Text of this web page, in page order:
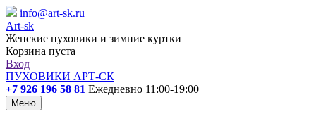
info@art-sk.ru
Art-sk
Женские пуховики и зимние куртки
Корзина пуста
Вход
ПУХОВИКИ АРТ-СК
+7 926 196 58 81 Ежедневно 11:00-19:00
Меню